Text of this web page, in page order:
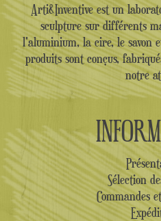
Arti&Inventive est un
sculpture sur différents
l'aluminium, la cire, le savon
produits sont conçus,
notre
Sélection
Commandes